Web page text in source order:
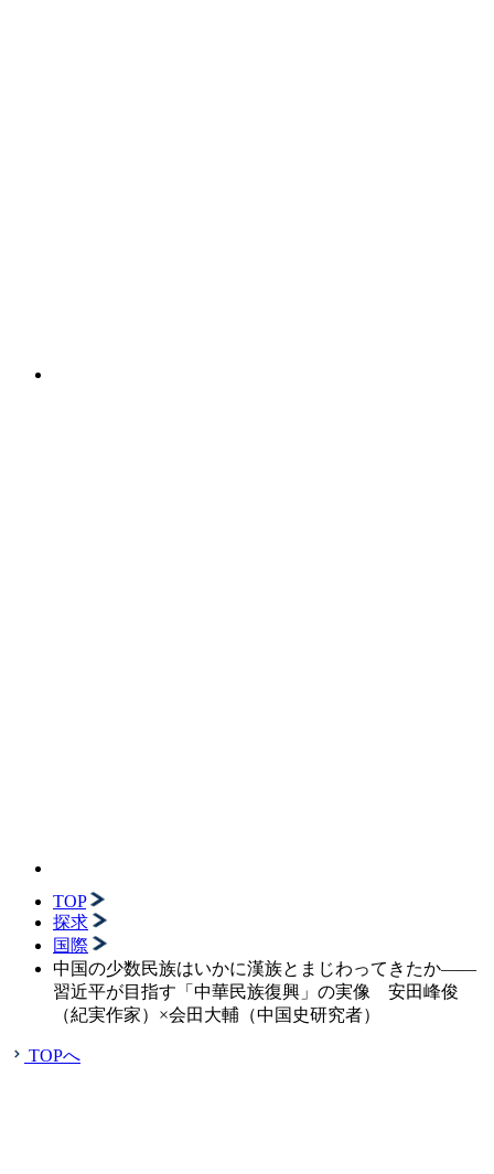
TOP
探求
国際
中国の少数民族はいかに漢族とまじわってきたか――
習近平が目指す「中華民族復興」の実像 安田峰俊
（紀実作家）×会田大輔（中国史研究者）
TOPへ